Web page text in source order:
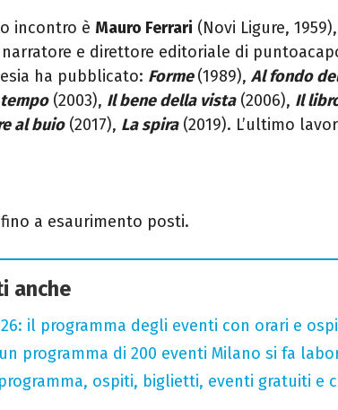
incontro è Mauro Ferrari (Novi Ligure,
e direttore editoriale di
ha pubblicato: Forme(1989), Al fondo
(2003), Ilbene della vista(2006), Il
al buio(2017), La spira(2019). L’ultimo
fino a esaurimento posti.
anche
il programma degli eventi con orari e
un programma di 200 eventi Milano si fa
ospiti, biglietti, eventi gratuiti e